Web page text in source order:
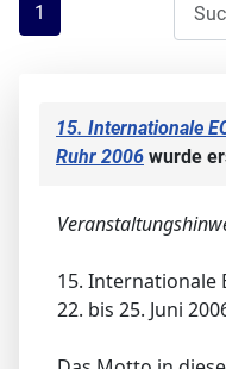
1
15. Internationale
Ruhr 2006 wurde
15. Internationale
22. bis 25. Juni